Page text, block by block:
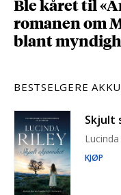
Ble kåret til
romanen om
blant
BESTSELGERE
Skjult
KJØP